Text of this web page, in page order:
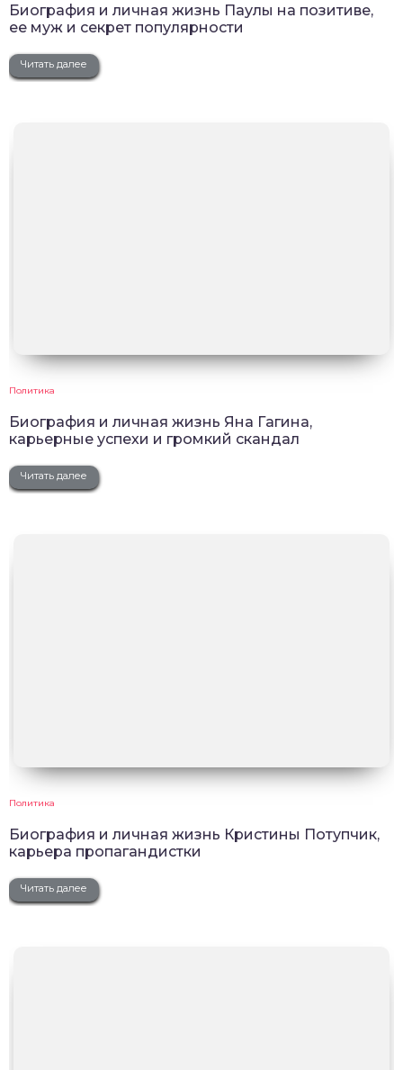
Биография и личная жизнь Паулы на позитиве,
ее муж и секрет популярности
Читать далее
Политика
Биография и личная жизнь Яна Гагина,
карьерные успехи и громкий скандал
Читать далее
Политика
Биография и личная жизнь Кристины Потупчик,
карьера пропагандистки
Читать далее